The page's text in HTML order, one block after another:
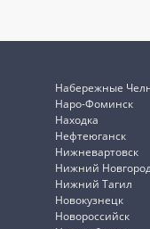
Набережные
Наро-Фоминск
Находка
Нефтеюганск
Нижневартовск
Нижний
Нижний Тагил
Новокузнецк
Новороссийск